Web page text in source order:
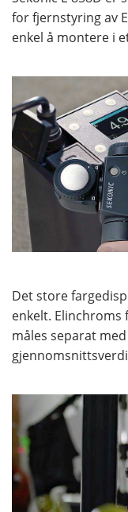
for fjernstyring av
enkel å montere i
Det store
enkelt. Elinchroms
måles separat